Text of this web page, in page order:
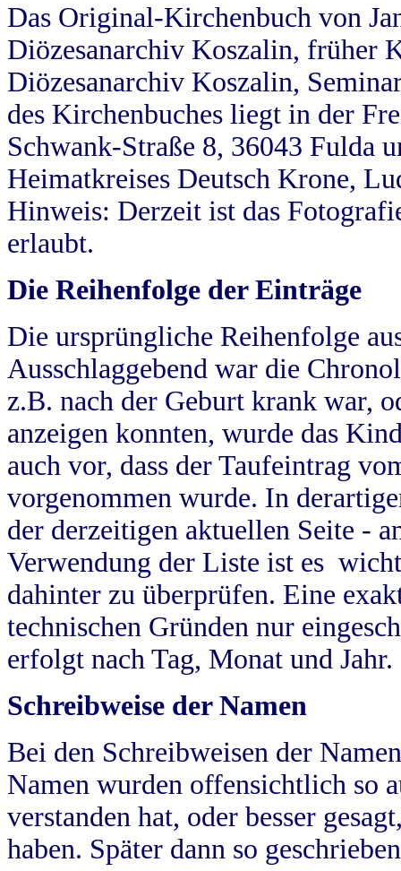
Das Original-Kirchenbuch von
Diözesanarchiv Koszalin, früher
Diözesanarchiv Koszalin,
des Kirchenbuches liegt in der
Schwank-Straße 8, 36043 Fulda
Heimatkreises Deutsch Krone,
Hinweis: Derzeit ist das
erlaubt.
Die Reihenfolge der Einträge
Die ursprüngliche Reihenfolge
Ausschlaggebend war die
z.B. nach der Geburt krank war,
anzeigen konnten, wurde das
auch vor, dass der Taufeintrag
vorgenommen wurde. In
der derzeitigen aktuellen Seite -
Verwendung der Liste ist es
dahinter zu überprüfen. Eine
technischen Gründen nur
erfolgt nach Tag, Monat und Jahr.
Schreibweise der Namen
Bei den Schreibweisen der
Namen wurden offensichtlich so
verstanden hat, oder besser
haben. Später dann so